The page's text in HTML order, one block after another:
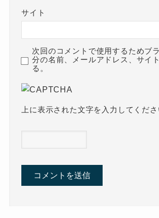
サイト
次回のコメントで使用するためブ
分の名前、メールアドレス、サイ
る。
上に表示された文字を入力してくださ